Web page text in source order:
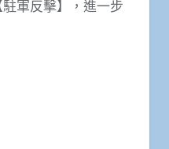
軍反擊】，進一步